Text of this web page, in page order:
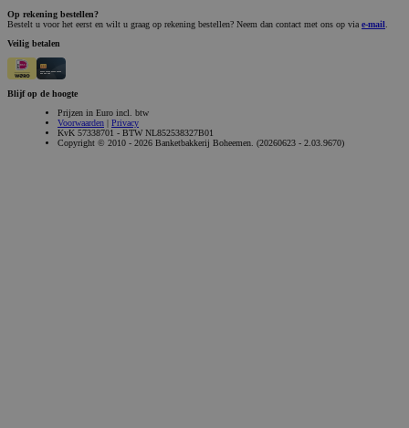
Op rekening bestellen?
Bestelt u voor het eerst en wilt u graag op rekening bestellen? Neem dan contact met ons op via e-mail
Veilig betalen
Blijf op de hoogte
Prijzen in Euro incl. btw
Voorwaarden | Privacy
KvK 57338701 - BTW NL852538327B01
Copyright © 2010 - 2026 Banketbakkerij Boheemen. (20260623 - 2.03.9670)